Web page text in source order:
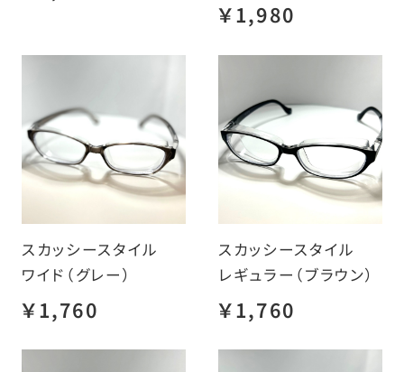
￥1,980
スカッシースタイル
ワイド（グレー）
￥1,760
スカッシースタイル
レギュラー（ブラウン）
￥1,760